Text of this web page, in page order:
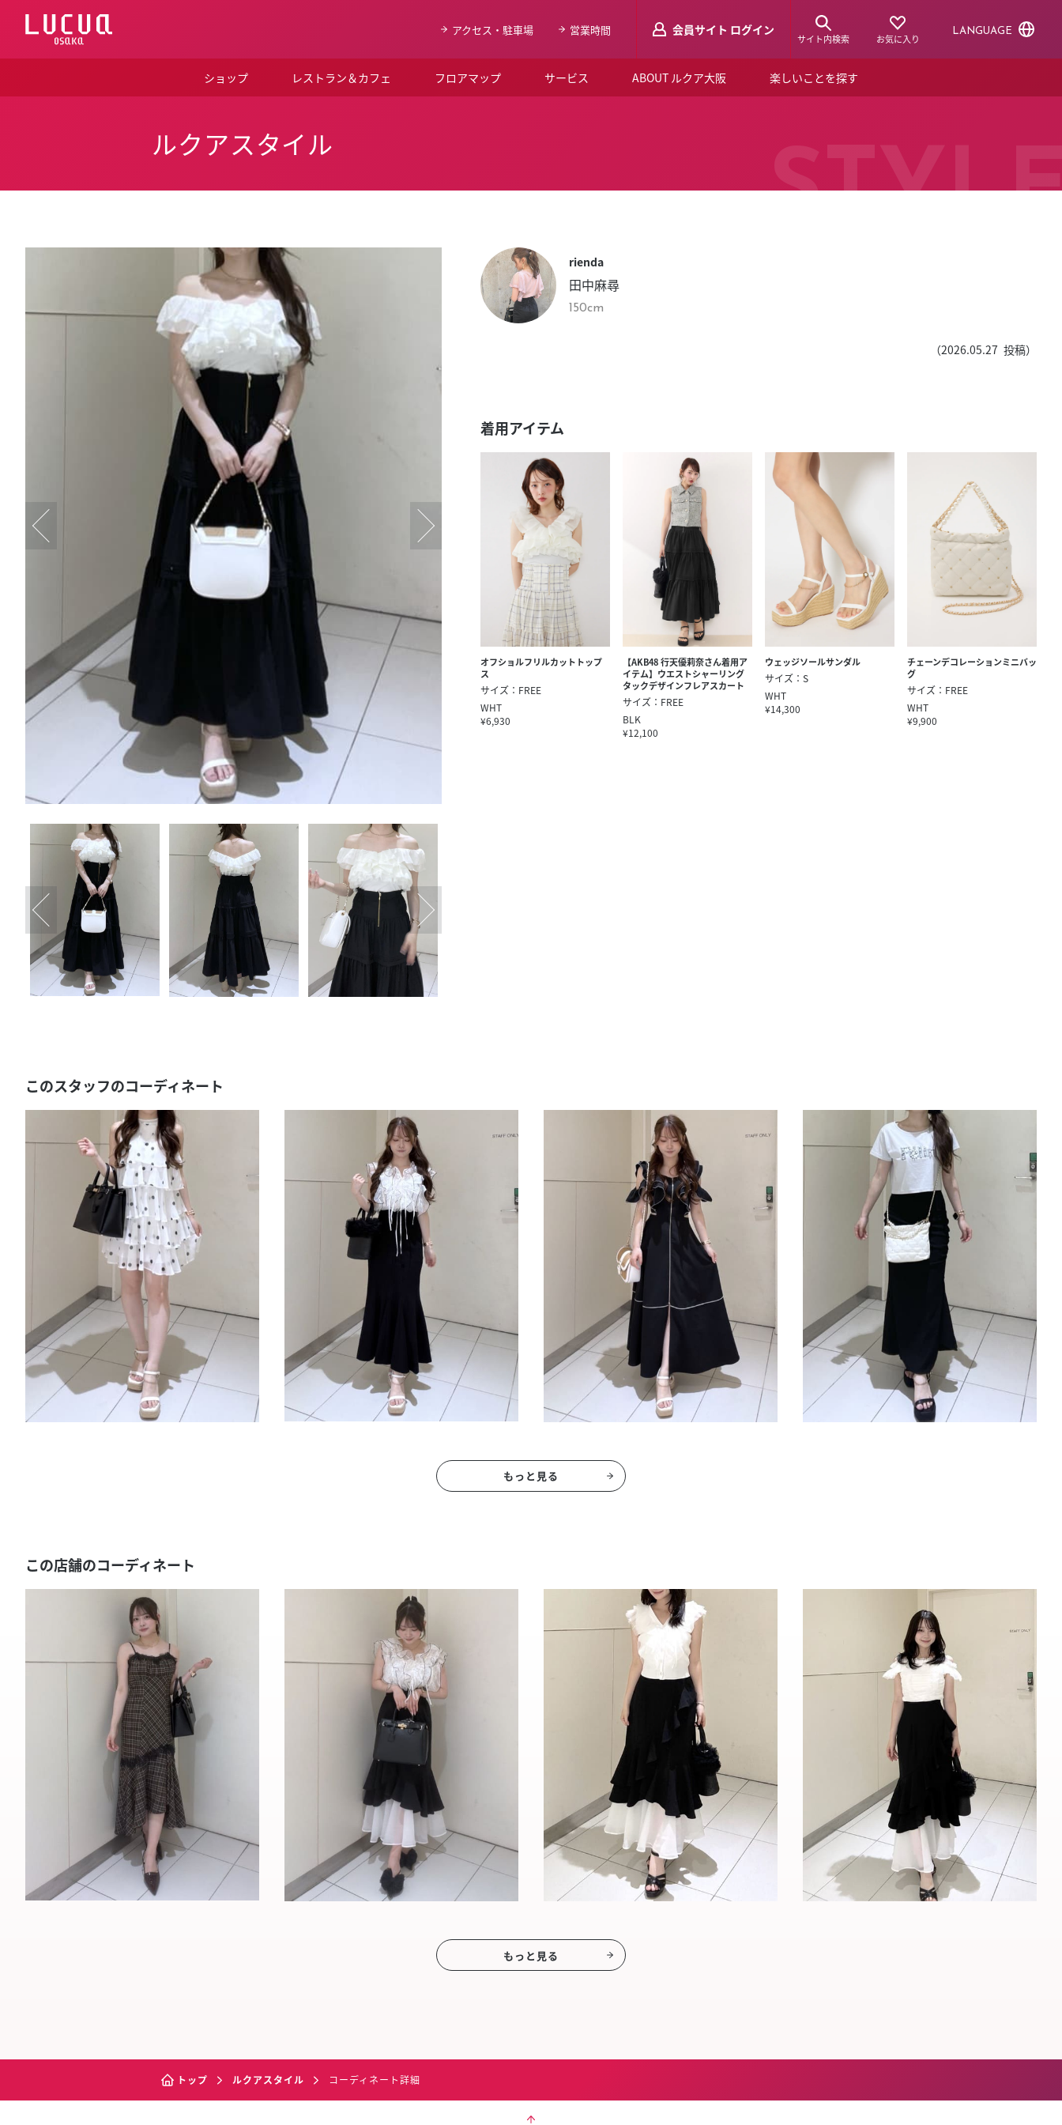
ス
アクセス・駐車場 営業時間 会員サイト ログイン
サイト内検索 お気に入り
LANGUAGE
ショップ レストラン＆カフェ フロアマップ サービス ABOUT ルクア大阪
SNSアカウント一覧
LUCUAブライダルクラブ
楽しいことを探す
ショップニュース
ルクアスタイル
ルクアスタイル
rienda
田中麻尋
150cm
（2026.05.27 投稿）
着用アイテム
オフショルフリルカットトップ
ス
サイズ：FREE
WHT
¥6,930
【AKB48 行天優莉奈さん着用ア
イテム】ウエストシャーリング
タックデザインフレアスカート
サイズ：FREE
BLK
¥12,100
ウェッジソールサンダル
サイズ：S
WHT
¥14,300
チェーンデコレーションミニバッ
グ
サイズ：FREE
WHT
¥9,900
このスタッフのコーディネート
もっと見る
この店舗のコーディネート
もっと見る
トップ ルクアスタイル コーディネート詳細